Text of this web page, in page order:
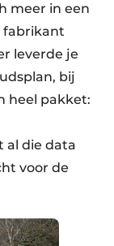
meer in een
fabrikant
leverde je
bij
heel pakket:
al die data
voor de